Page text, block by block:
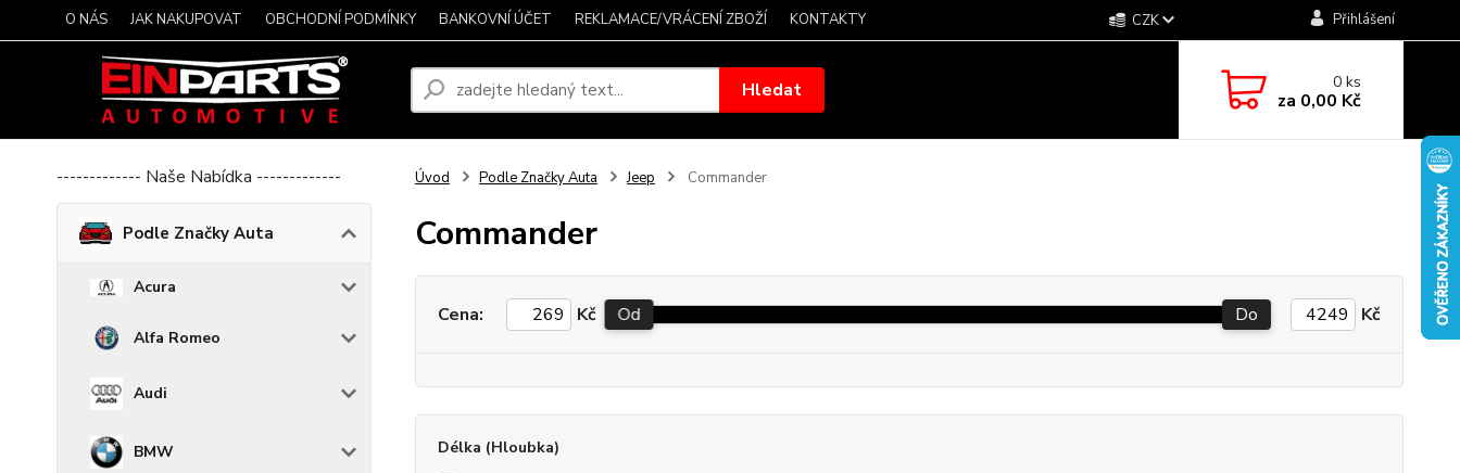
O NÁS JAK NAKUPOVAT OBCHODNÍ PODMÍNKY BANKOVNÍ ÚČET REKLAMACE/VRÁCENÍ ZBOŽÍ KONTAKTY CZK Přihlášení
Hledat 0ks
za 0,00 Kč
------------- Naše Nabídka -------------
Podle Značky Auta
Acura
Alfa Romeo
Audi
BMW
Úvod Podle Značky Auta Jeep Commander
Commander
Cena: Kč Od Do Kč
Délka (Hloubka)